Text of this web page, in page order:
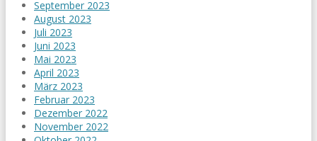
September 2023
August 2023
Juli 2023
Juni 2023
Mai 2023
April 2023
März 2023
Februar 2023
Dezember 2022
November 2022